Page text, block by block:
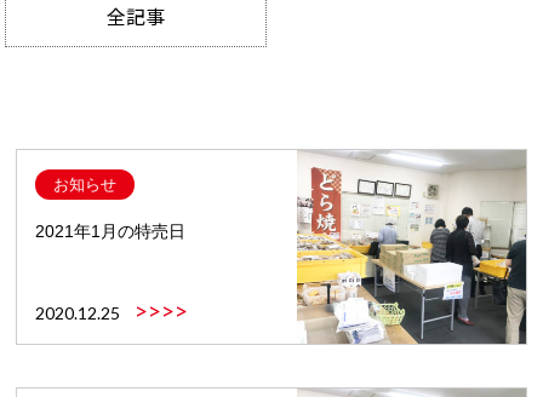
全記事
お知らせ
2021年1月の特売日
2020.12.25 >>>>